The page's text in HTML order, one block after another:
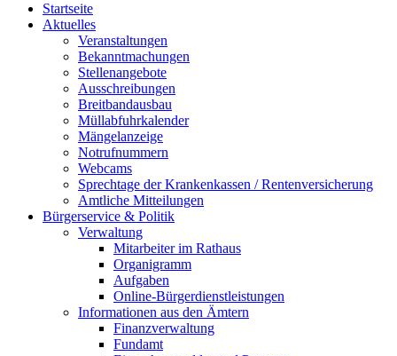
Startseite
Aktuelles
Veranstaltungen
Bekanntmachungen
Stellenangebote
Ausschreibungen
Breitbandausbau
Müllabfuhrkalender
Mängelanzeige
Notrufnummern
Webcams
Sprechtage der Krankenkassen / Rentenversicherung
Amtliche Mitteilungen
Bürgerservice & Politik
Verwaltung
Mitarbeiter im Rathaus
Organigramm
Aufgaben
Online-Bürgerdienstleistungen
Informationen aus den Ämtern
Finanzverwaltung
Fundamt